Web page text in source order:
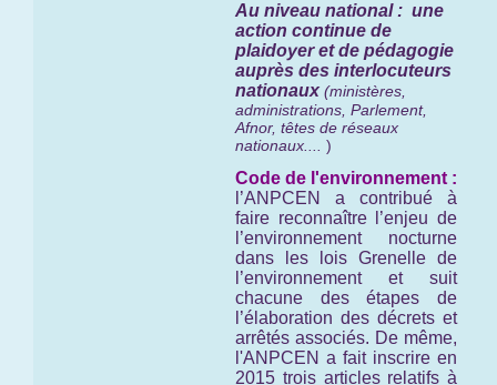
Au niveau national : une
action continue de
plaidoyer et de pédagogie
auprès des interlocuteurs
nationaux (ministères,
administrations, Parlement,
Afnor, têtes de réseaux
nationaux....
)
Code de l'environnement :
l’ANPCEN a contribué à
faire reconnaître l’enjeu de
l’environnement nocturne
dans les lois Grenelle de
l’environnement et suit
chacune des étapes de
l’élaboration des décrets et
arrêtés associés. De même,
l'ANPCEN a fait inscrire en
2015 trois articles relatifs à